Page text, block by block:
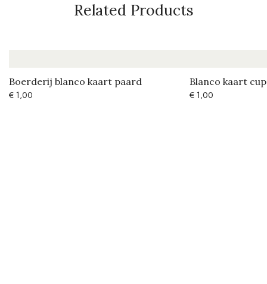
Related Products
Boerderij blanco kaart paard
€ 1,00
Blanco kaart
€ 1,00